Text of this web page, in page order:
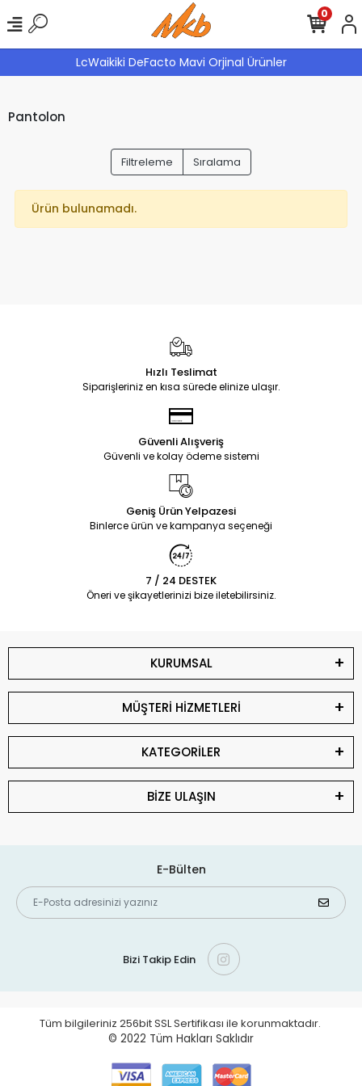
LcWaikiki DeFacto Mavi Orjinal Ürünler
0
Pantolon
Filtreleme Sıralama
Ürün bulunamadı.
Hızlı Teslimat
Siparişleriniz en kısa sürede elinize ulaşır.
Güvenli Alışveriş
Güvenli ve kolay ödeme sistemi
Geniş Ürün Yelpazesi
Binlerce ürün ve kampanya seçeneği
7 / 24 DESTEK
Öneri ve şikayetlerinizi bize iletebilirsiniz.
KURUMSAL
MÜŞTERİ HİZMETLERİ
KATEGORİLER
BİZE ULAŞIN
E-Bülten
Bizi Takip Edin
Tüm bilgileriniz 256bit SSL Sertifikası ile korunmaktadır.
© 2022 Tüm Hakları Saklıdır